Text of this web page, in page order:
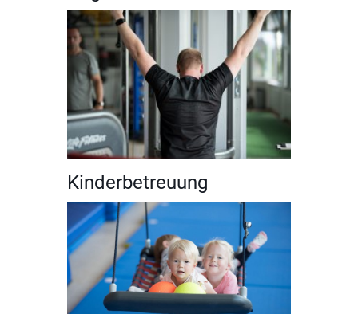
Kinderbetreuung